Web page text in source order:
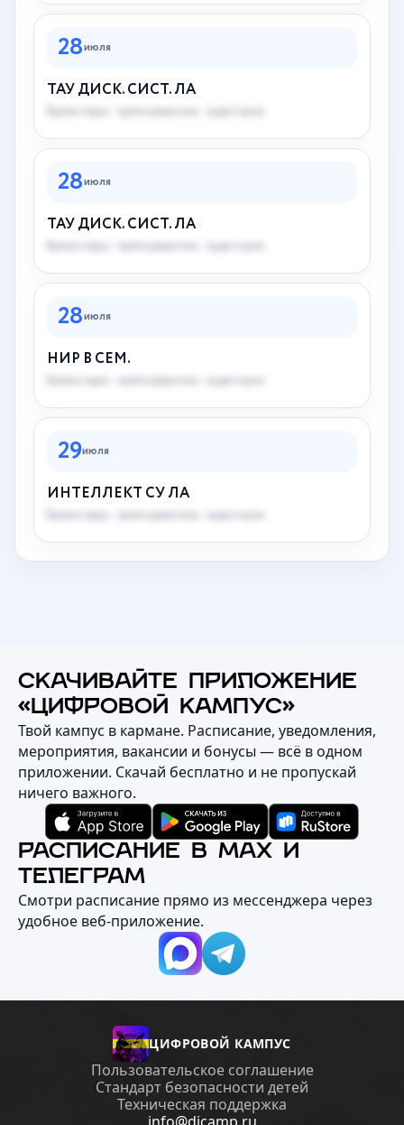
28июля
ТАУ ДИСК. СИСТ. ЛА
Время пары · преподаватель · аудитория
28июля
ТАУ ДИСК. СИСТ. ЛА
Время пары · преподаватель · аудитория
28июля
НИР В СЕМ.
Время пары · преподаватель · аудитория
29июля
ИНТЕЛЛЕКТ СУ ЛА
Время пары · преподаватель · аудитория
СКАЧИВАЙТЕ ПРИЛОЖЕНИЕ
«ЦИФРОВОЙ КАМПУС»
Твой кампус в кармане. Расписание, уведомления,
мероприятия, вакансии и бонусы — всё в одном
приложении. Скачай бесплатно и не пропускай
ничего важного.
РАСПИСАНИЕ В MAX И
ТЕЛЕГРАМ
Смотри расписание прямо из мессенджера через
удобное веб‑приложение.
ЦИФРОВОЙ КАМПУС
Пользовательское соглашение
Стандарт безопасности детей
Техническая поддержка